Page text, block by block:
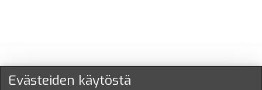
Maksu- ja toimitustavat
Evästeiden käytöstä